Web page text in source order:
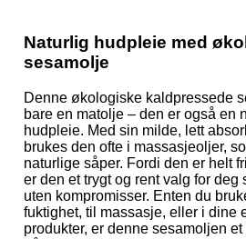
Naturlig hudpleie med
sesamolje
Denne økologiske kaldpressede
bare en matolje – den er også en
hudpleie. Med sin milde, lett
brukes den ofte i massasjeoljer,
naturlige såper. Fordi den er helt
er den et trygt og rent valg for
uten kompromisser. Enten du
fuktighet, til massasje, eller i dine
produkter, er denne sesamoljen